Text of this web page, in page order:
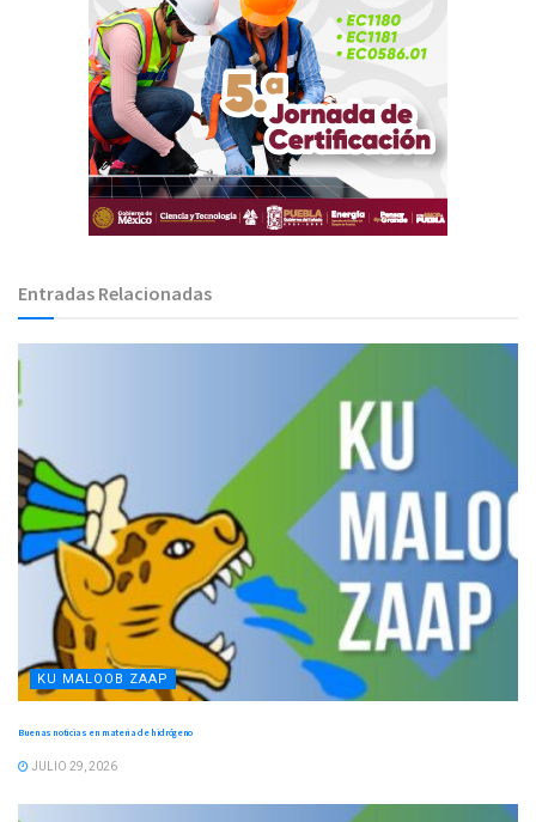
Entradas Relacionadas
KU MALOOB ZAAP
Buenas noticias en materia de hidrógeno
JULIO 29, 2026